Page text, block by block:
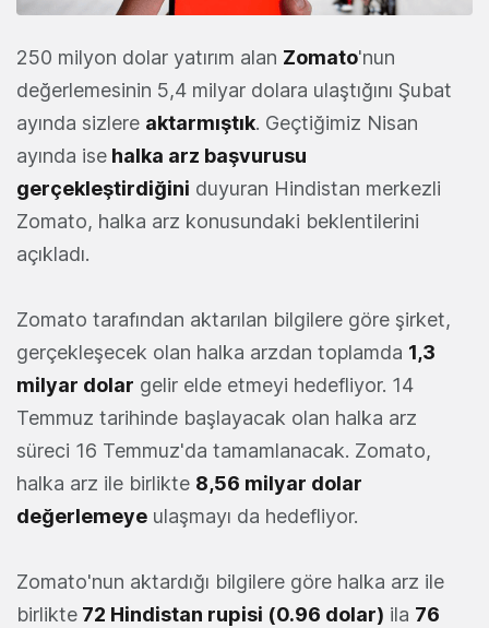
250 milyon dolar yatırım alan Zomato'nun
değerlemesinin 5,4 milyar dolara ulaştığını Şubat
ayında sizlere aktarmıştık. Geçtiğimiz Nisan
ayında ise halka arz başvurusu
gerçekleştirdiğini duyuran Hindistan merkezli
Zomato, halka arz konusundaki beklentilerini
açıkladı.
Zomato tarafından aktarılan bilgilere göre şirket,
gerçekleşecek olan halka arzdan toplamda 1,3
milyar dolar gelir elde etmeyi hedefliyor. 14
Temmuz tarihinde başlayacak olan halka arz
süreci 16 Temmuz'da tamamlanacak. Zomato,
halka arz ile birlikte 8,56 milyar dolar
değerlemeye ulaşmayı da hedefliyor.
Zomato'nun aktardığı bilgilere göre halka arz ile
birlikte 72 Hindistan rupisi (0.96 dolar) ila 76